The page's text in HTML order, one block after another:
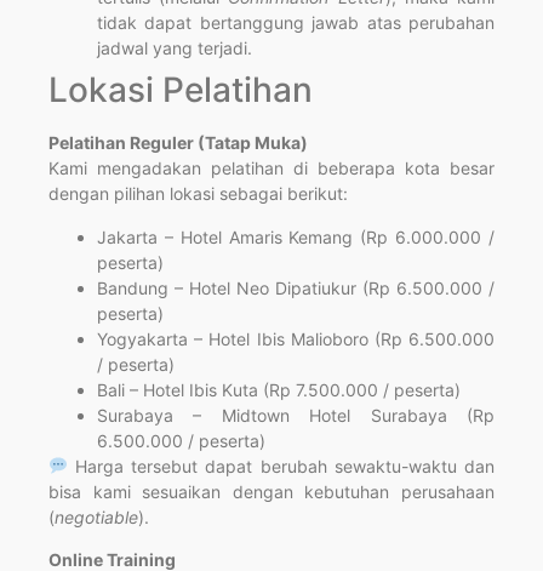
tidak dapat bertanggung jawab atas perubahan
jadwal yang terjadi.
Lokasi Pelatihan
Pelatihan Reguler (Tatap Muka)
Kami mengadakan pelatihan di beberapa kota besar
dengan pilihan lokasi sebagai berikut:
Jakarta – Hotel Amaris Kemang (Rp 6.000.000 /
peserta)
Bandung – Hotel Neo Dipatiukur (Rp 6.500.000 /
peserta)
Yogyakarta – Hotel Ibis Malioboro (Rp 6.500.000
/ peserta)
Bali – Hotel Ibis Kuta (Rp 7.500.000 / peserta)
Surabaya – Midtown Hotel Surabaya (Rp
6.500.000 / peserta)
Harga tersebut dapat berubah sewaktu-waktu dan
bisa kami sesuaikan dengan kebutuhan perusahaan
(negotiable).
Online Training